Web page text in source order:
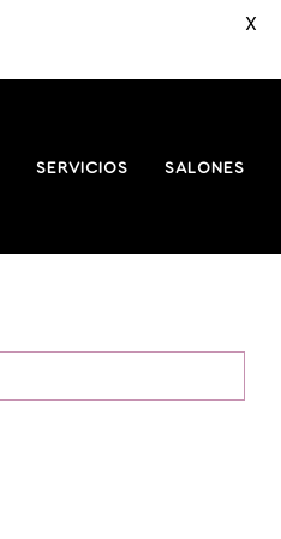
SERVICIOS SALONES
X